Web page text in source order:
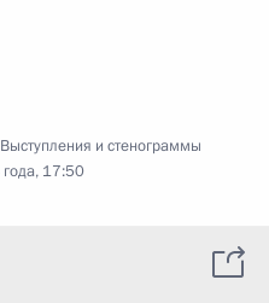
Выступления и стенограммы
17:50